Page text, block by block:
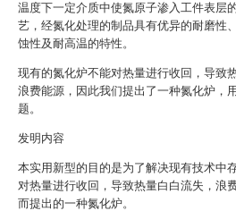
温度下一定介质中使氮原子渗入工件表层
艺，经氮化处理的制品具有优异的耐磨性
蚀性及耐高温的特性。
现有的氮化炉不能对热量进行收回，导致
浪费能源，因此我们提出了一种氮化炉，
题。
发明内容
本实用新型的目的是为了解决现有技术中
对热量进行收回，导致热量白白流失，浪
而提出的一种氮化炉。